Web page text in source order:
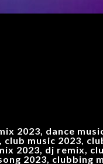
2023, dance
music 2023,
2023, dj remix,
2023, clubbing